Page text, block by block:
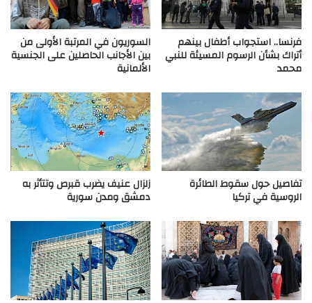
فرنسا.. استجواب أطفال بينهم
أتراك بشأن الرسوم المسيئة للنبي
محمد
السوريون في المرتبة الأولى من
بين الأجانب الحاصلين على الجنسية
الألمانية
تفاصيل حول سقوط الطائرة
الروسية في تركيا
زلزال عنيف يضرب قبرص وتتأثر به
دمشق ومدن سورية